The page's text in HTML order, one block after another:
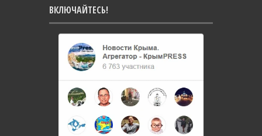
ВКЛЮЧАЙТЕСЬ!